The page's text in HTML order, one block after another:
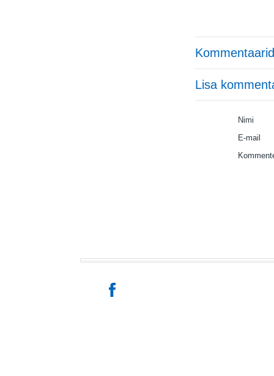
Lisa
Nimi
E-mail